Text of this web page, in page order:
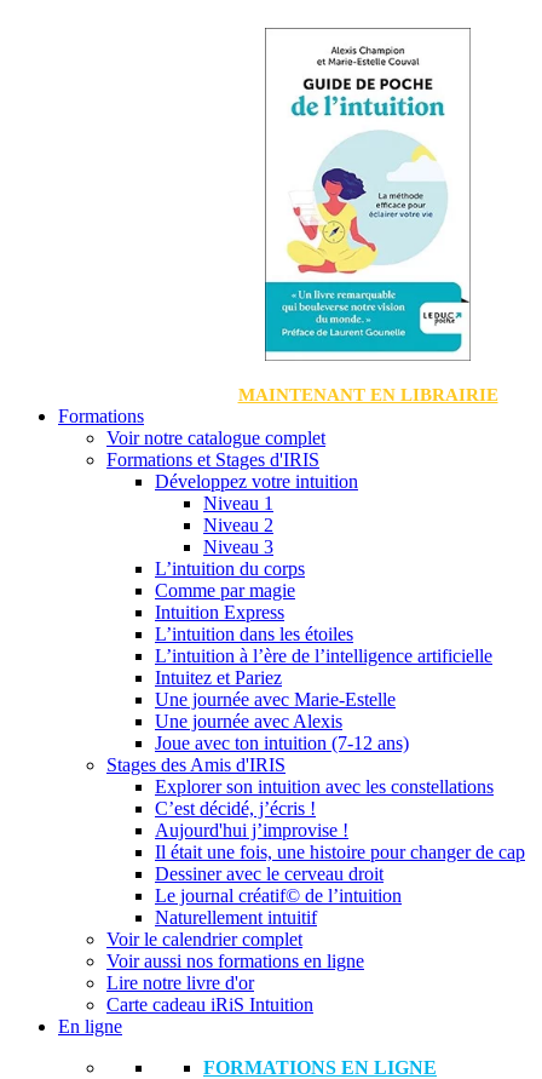
MAINTENANT EN LIBRAIRIE
Formations
Voir notre catalogue complet
Formations et Stages d'IRIS
Développez votre intuition
Niveau 1
Niveau 2
Niveau 3
L’intuition du corps
Comme par magie
Intuition Express
L’intuition dans les étoiles
L’intuition à l’ère de l’intelligence artificielle
Intuitez et Pariez
Une journée avec Marie-Estelle
Une journée avec Alexis
Joue avec ton intuition (7-12 ans)
Stages des Amis d'IRIS
Explorer son intuition avec les constellations
C’est décidé, j’écris !
Aujourd'hui j’improvise !
Il était une fois, une histoire pour changer de cap
Dessiner avec le cerveau droit
Le journal créatif© de l’intuition
Naturellement intuitif
Voir le calendrier complet
Voir aussi nos formations en ligne
Lire notre livre d'or
Carte cadeau iRiS Intuition
En ligne
FORMATIONS EN LIGNE